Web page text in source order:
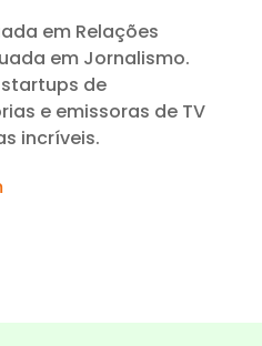
em Relações
em Jornalismo.
de
e emissoras de TV
incríveis.